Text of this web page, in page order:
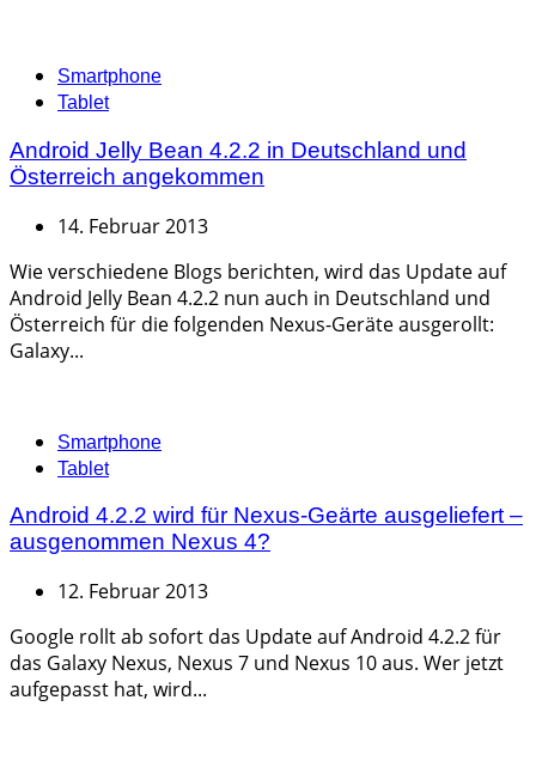
Categories
Smartphone
Tablet
Android Jelly Bean 4.2.2 in Deutschland und
Österreich angekommen
14. Februar 2013
Wie verschiedene Blogs berichten, wird das Update auf
Android Jelly Bean 4.2.2 nun auch in Deutschland und
Österreich für die folgenden Nexus-Geräte ausgerollt:
Galaxy...
Categories
Smartphone
Tablet
Android 4.2.2 wird für Nexus-Geärte ausgeliefert –
ausgenommen Nexus 4?
12. Februar 2013
Google rollt ab sofort das Update auf Android 4.2.2 für
das Galaxy Nexus, Nexus 7 und Nexus 10 aus. Wer jetzt
aufgepasst hat, wird...